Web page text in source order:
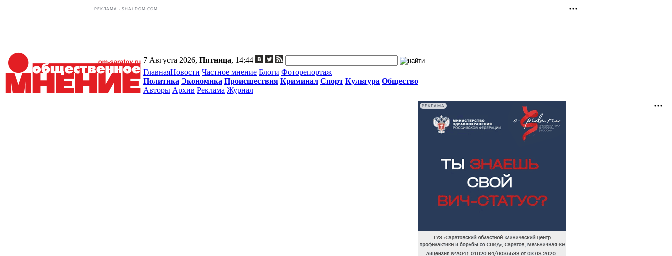
РЕКЛАМА • SHALDOM.COM
7 Августа 2026, Пятница, 14:44
ГлавнаяНовости Частное мнение Блоги Фоторепортаж
Политика Экономика Происшествия Криминал Спорт Культура Общество
Авторы Архив Реклама Журнал
РЕКЛАМА